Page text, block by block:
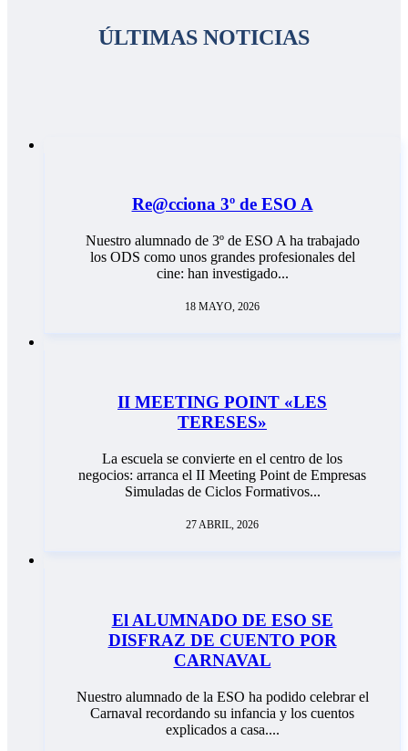
ÚLTIMAS NOTICIAS
Re@cciona 3º de ESO A
Nuestro alumnado de 3º de ESO A ha trabajado
los ODS como unos grandes profesionales del
cine: han investigado...
18 MAYO, 2026
II MEETING POINT «LES
TERESES»
La escuela se convierte en el centro de los
negocios: arranca el II Meeting Point de Empresas
Simuladas de Ciclos Formativos...
27 ABRIL, 2026
El ALUMNADO DE ESO SE
DISFRAZ DE CUENTO POR
CARNAVAL
Nuestro alumnado de la ESO ha podido celebrar el
Carnaval recordando su infancia y los cuentos
explicados a casa....